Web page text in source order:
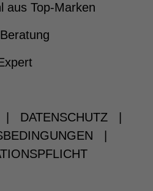
aus Top-Marken
DATENSCHUTZ